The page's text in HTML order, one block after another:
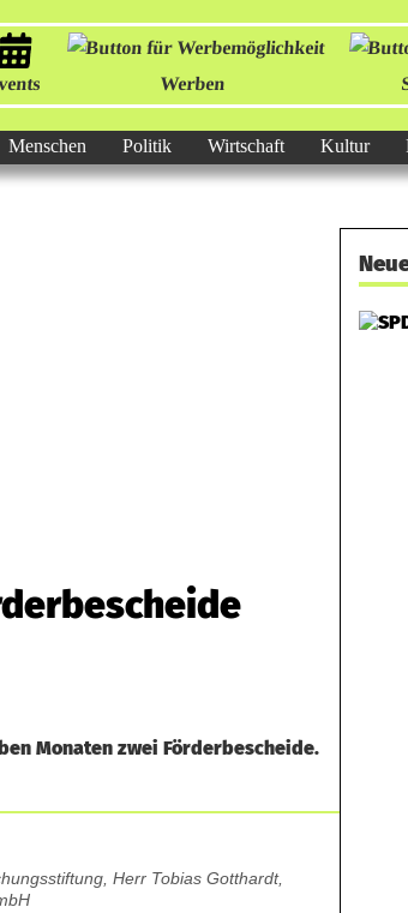
Werben
Menschen Politik Wirtschaft Kultur
Monaten zwei Förderbescheide.
Herr Tobias Gotthardt,